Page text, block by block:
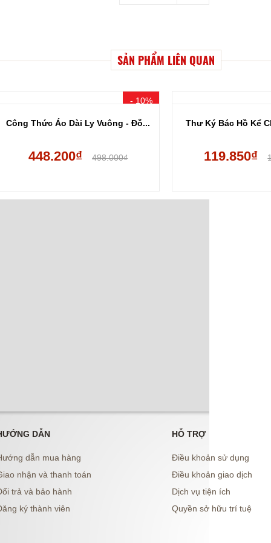
SẢN PHẨM LIÊN QUAN
- 10%
Công Thức Áo Dài Ly Vuông - Đỗ...
448.200₫ 498.000₫
Thư Ký Bác Hồ Kể
119.850₫
DẪN
dẫn mua hàng
nhận và thanh toán
trả và bảo hành
ký thành viên
HỖ TRỢ
Điều khoản sử dụng
Điều khoản giao dịch
Dịch vụ tiện ích
Quyền sở hữu trí tuệ